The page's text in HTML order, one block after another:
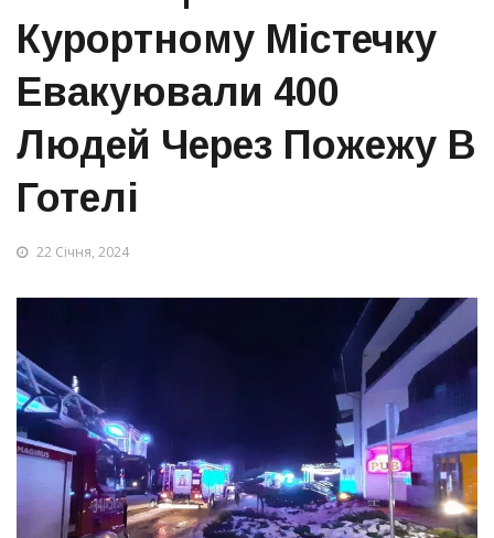
Курортному Містечку
Евакуювали 400
Людей Через Пожежу В
Готелі
22 Січня, 2024